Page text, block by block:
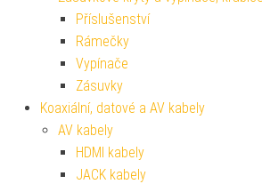
Příslušenství
Rámečky
Vypínače
Zásuvky
Koaxiální, datové a AV kabely
AV kabely
HDMI kabely
JACK kabely